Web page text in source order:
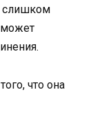
слишком
может